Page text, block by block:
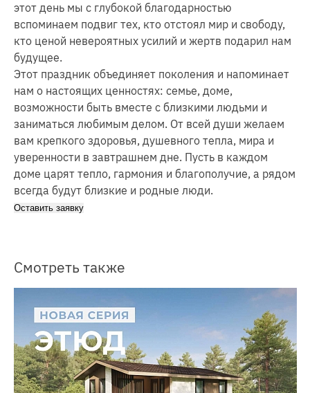
этот день мы с глубокой благодарностью
вспоминаем подвиг тех, кто отстоял мир и свободу,
кто ценой невероятных усилий и жертв подарил нам
будущее.
Этот праздник объединяет поколения и напоминает
нам о настоящих ценностях: семье, доме,
возможности быть вместе с близкими людьми и
заниматься любимым делом. От всей души желаем
вам крепкого здоровья, душевного тепла, мира и
уверенности в завтрашнем дне. Пусть в каждом
доме царят тепло, гармония и благополучие, а рядом
всегда будут близкие и родные люди.
Оставить заявку
Смотреть также